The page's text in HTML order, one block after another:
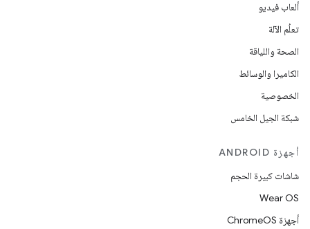
ألعاب فيديو
تعلُم الآلة
الصحة واللياقة
الكاميرا والوسائط
الخصوصية
شبكة الجيل الخامس
أجهزة ANDROID
شاشات كبيرة الحجم
Wear OS
أجهزة ChromeOS